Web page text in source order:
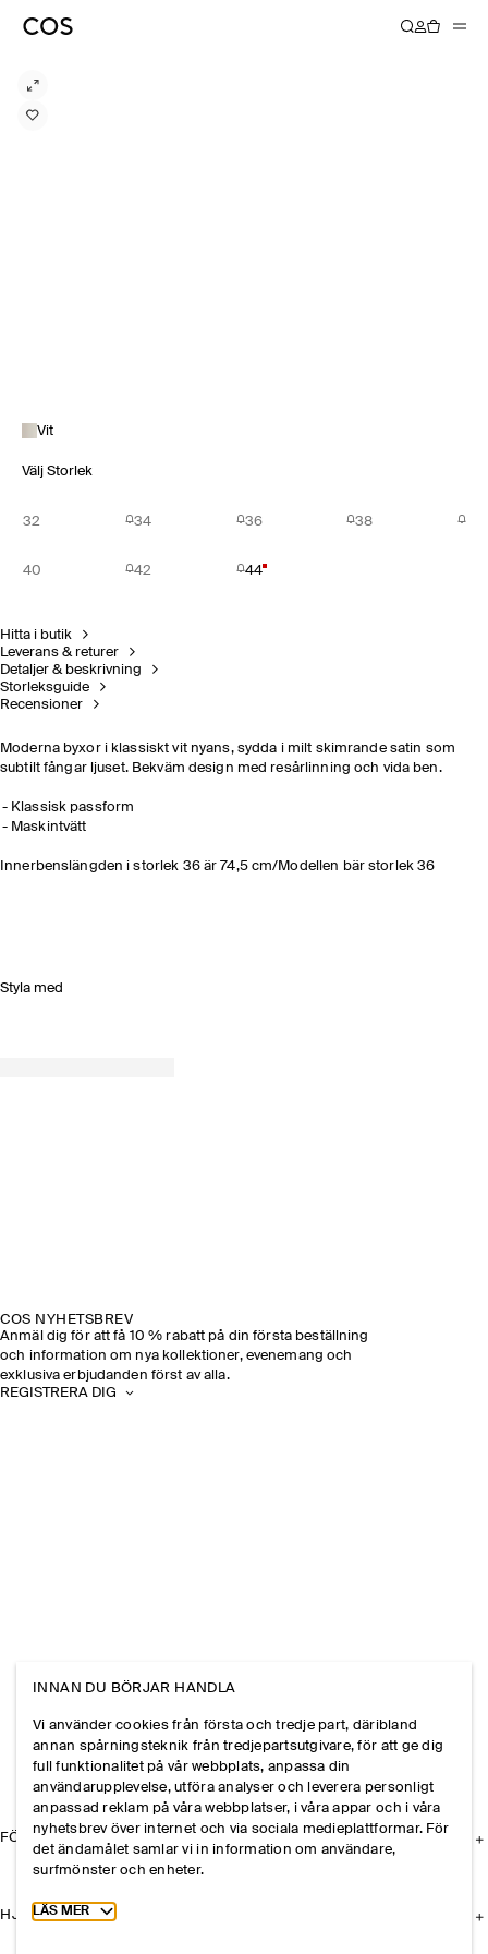
Vit
Välj Storlek
32 34 36 38
40 42 44
Hitta i butik
Leverans & returer
Detaljer & beskrivning
Storleksguide
Recensioner
Moderna byxor i klassiskt vit nyans, sydda i milt skimrande satin som
subtilt fångar ljuset. Bekväm design med resårlinning och vida ben.
Klassisk passform
Maskintvätt
Innerbenslängden i storlek 36 är 74,5 cm/Modellen bär storlek 36
Styla med
COS NYHETSBREV
Anmäl dig för att få 10 % rabatt på din första beställning
och information om nya kollektioner, evenemang och
exklusiva erbjudanden först av alla.
REGISTRERA DIG
FÖRETAGET
HJÄLP
INNAN DU BÖRJAR HANDLA
Vi använder cookies från första och tredje part, däribland
annan spårningsteknik från tredjepartsutgivare, för att ge dig
full funktionalitet på vår webbplats, anpassa din
användarupplevelse, utföra analyser och leverera personligt
anpassad reklam på våra webbplatser, i våra appar och i våra
nyhetsbrev över internet och via sociala medieplattformar. För
det ändamålet samlar vi in information om användare,
surfmönster och enheter.
Toggle more cookie information
LÄS MER